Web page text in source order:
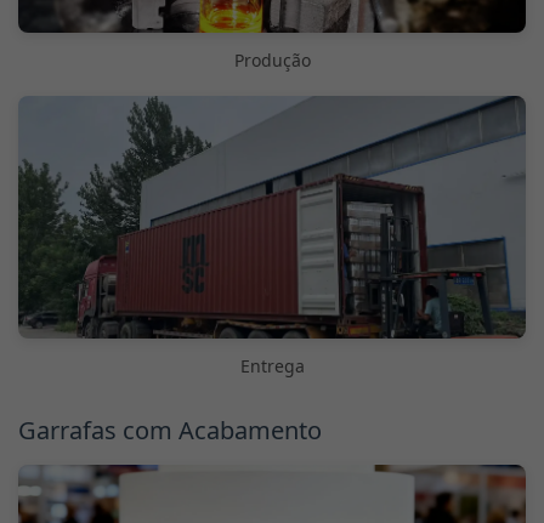
Produção
Entrega
Garrafas com Acabamento